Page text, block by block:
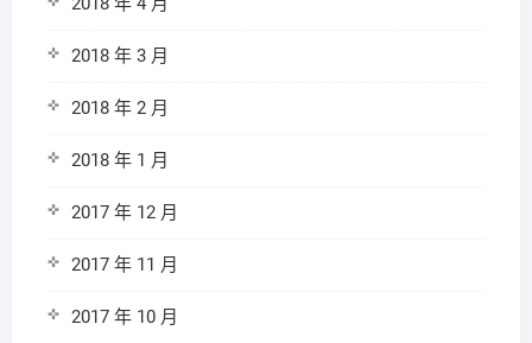
2018 年 3 月
2018 年 2 月
2018 年 1 月
2017 年 12 月
2017 年 11 月
2017 年 10 月